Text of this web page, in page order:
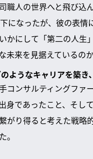
職人の世界へと飛び込ん
になったが、彼の表
かにして「第二の人生
未来を見据えているの
ようなキャリアを築
コンサルティングファ
身であったこと、そし
がり得ると考えた戦
。